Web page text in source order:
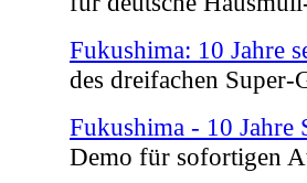
Fukushima: 10 Jahre
des dreifachen Super-
Fukushima - 10 Jahre
Demo für sofortigen